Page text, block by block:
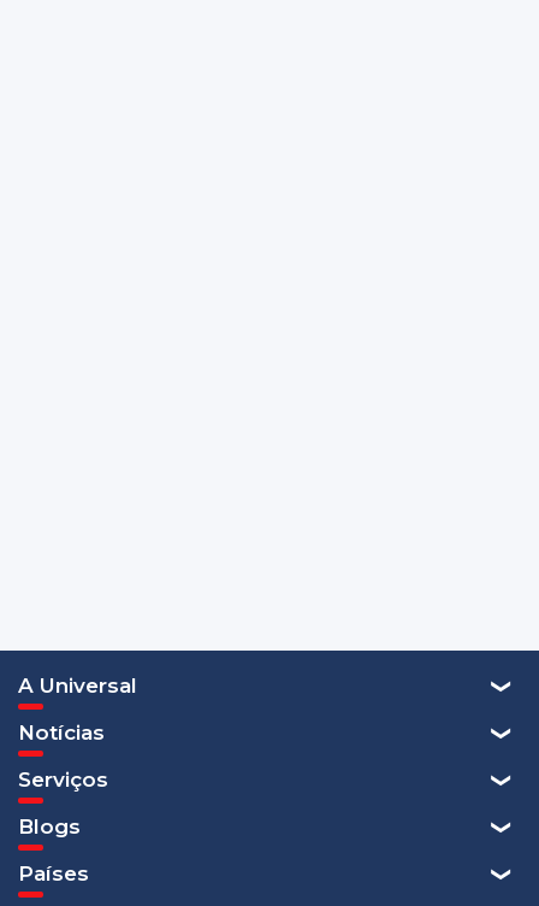
A Universal
Notícias
Serviços
Blogs
Países